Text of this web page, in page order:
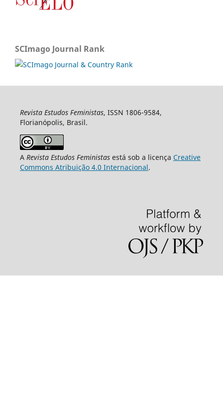
SCImago Journal Rank
Revista Estudos Feministas, ISSN 1806-9584,
Florianópolis, Brasil.
A Revista Estudos Feministasestá sob a licença Creative
Commons Atribuição 4.0 Internacional.